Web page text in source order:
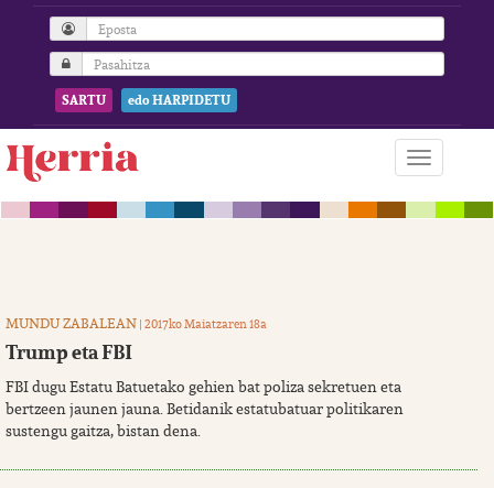
SARTU edo HARPIDETU
MUNDU ZABALEAN | 2017ko Maiatzaren 18a
Trump eta FBI
FBI dugu Estatu Batuetako gehien bat poliza sekretuen eta
bertzeen jaunen jauna. Betidanik estatubatuar politikaren
sustengu gaitza, bistan dena.